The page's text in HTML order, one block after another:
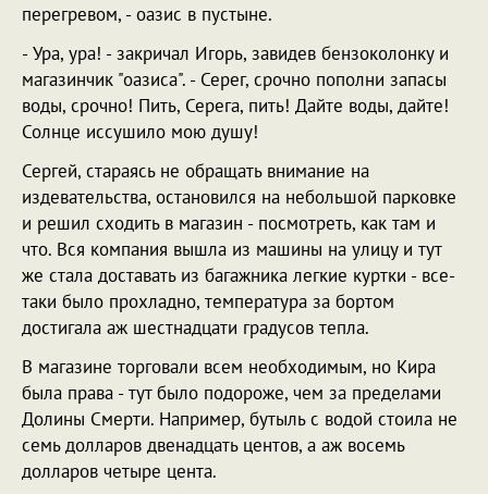
перегревом, - оазис в пустыне.
- Ура, ура! - закричал Игорь, завидев бензоколонку и
магазинчик "оазиса". - Серег, срочно пополни запасы
воды, срочно! Пить, Серега, пить! Дайте воды, дайте!
Солнце иссушило мою душу!
Сергей, стараясь не обращать внимание на
издевательства, остановился на небольшой парковке
и решил сходить в магазин - посмотреть, как там и
что. Вся компания вышла из машины на улицу и тут
же стала доставать из багажника легкие куртки - все-
таки было прохладно, температура за бортом
достигала аж шестнадцати градусов тепла.
В магазине торговали всем необходимым, но Кира
была права - тут было подороже, чем за пределами
Долины Смерти. Например, бутыль с водой стоила не
семь долларов двенадцать центов, а аж восемь
долларов четыре цента.